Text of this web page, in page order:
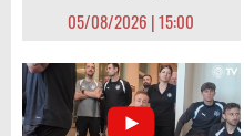
05/08/2026 | 15:00